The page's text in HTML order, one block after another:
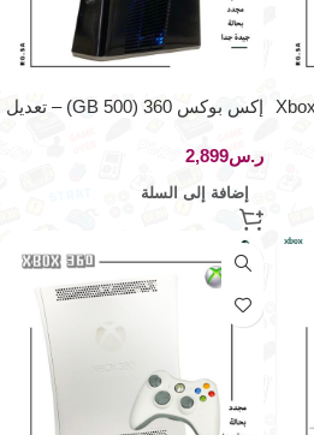
إكس بوكس 360 (500 GB) – تعديل
ر.س
إضافة إلى السلة